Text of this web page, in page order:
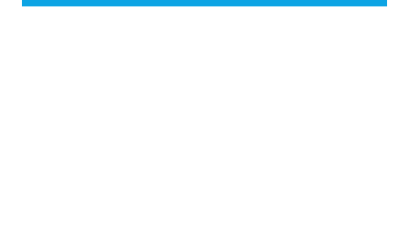
Place your Footer Content here